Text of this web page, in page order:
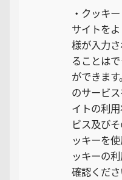
・クッキ
サイトを
様が入力
ることは
ができま
のサービ
イトの利
ビス及び
ッキーを
ッキーの
確認くださ